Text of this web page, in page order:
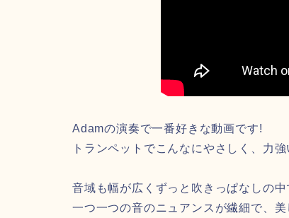
Adamの演奏で一番好きな動画です!
トランペットでこんなにやさしく、力
音域も幅が広くずっと吹きっぱなしの中
一つ一つの音のニュアンスが繊細で、美